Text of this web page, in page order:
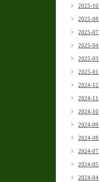
2025-10
2025-08
2025-07
2025-04
2025-03
2025-01
2024-12
2024-11
2024-10
2024-09
2024-08
2024-07
2024-05
2024-04